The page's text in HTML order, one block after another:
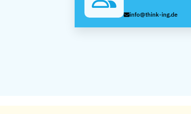
info@think-ing.de